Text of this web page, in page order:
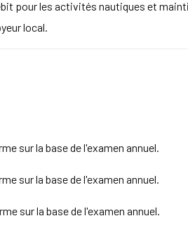
pour les activités nautiques et
local.
sur la base de l'examen annuel.
sur la base de l'examen annuel.
sur la base de l'examen annuel.